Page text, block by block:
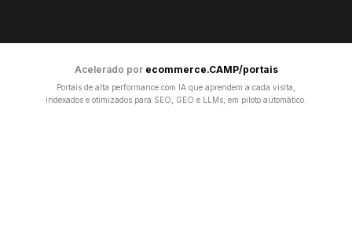
Acelerado por ecommerce.CAMP/portais
Portais de alta performance com IA que aprendem a cada visita,
indexados e otimizados para SEO, GEO e LLMs, em piloto automático.